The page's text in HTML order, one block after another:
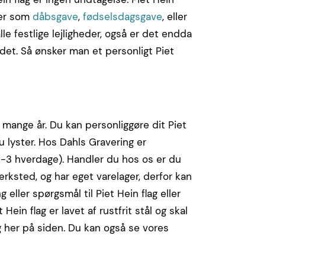
som dåbsgave, fødselsdagsgave, eller
festlige lejligheder, også er det endda
Så ønsker man et personligt Piet
år. Du kan personliggøre dit Piet
Hos Dahls Gravering er
hverdage). Handler du hos os er du
og har eget varelager, derfor kan
eller spørgsmål til Piet Hein flag eller
flag er lavet af rustfrit stål og skal
på siden. Du kan også se vores